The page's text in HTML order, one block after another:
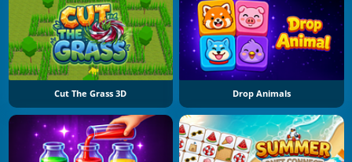
Cut The Grass 3D Drop Animals